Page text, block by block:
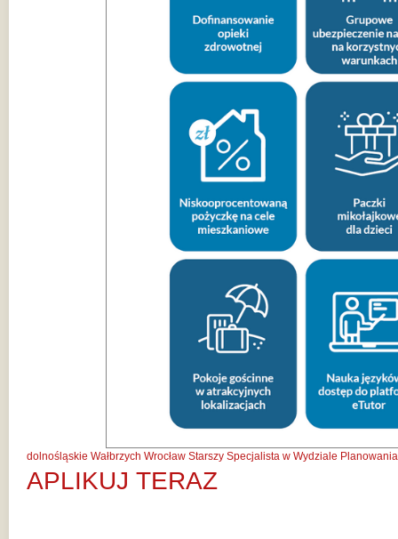
dolnośląskie Wałbrzych Wrocław Starszy Specjalista w Wydziale
APLIKUJ TERAZ